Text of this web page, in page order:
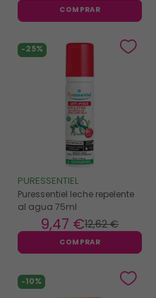
COMPRAR
-25%
PURESSENTIEL
Puressentiel leche repelente
al agua 75ml
12,62 €
9,47 €
COMPRAR
-10%